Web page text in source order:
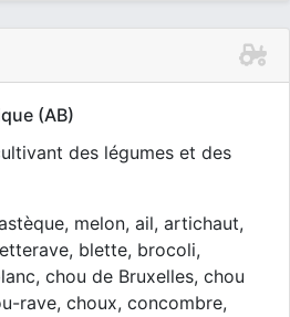
(AB)
des légumes et des
melon, ail, artichaut,
blette, brocoli,
chou de Bruxelles, chou
rave, choux, concombre,